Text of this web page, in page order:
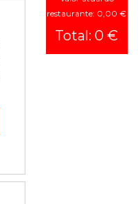
restaurante: 0,00 €
Total: 0 €